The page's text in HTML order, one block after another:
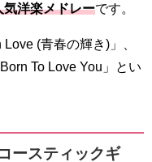
気洋楽メドレーです。
(青春の輝き)」、
To Love You」とい
ースティックギ